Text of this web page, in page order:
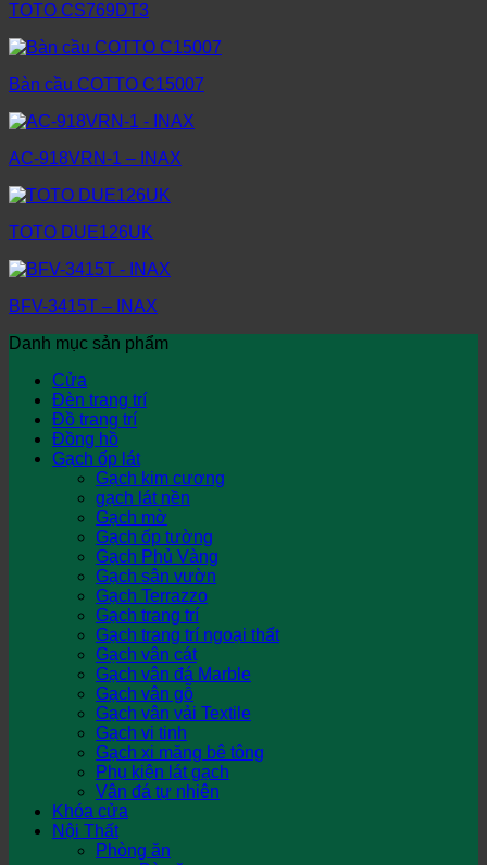
TOTO CS769DT3
Bàn cầu COTTO C15007
AC-918VRN-1 – INAX
TOTO DUE126UK
BFV-3415T – INAX
Danh mục sản phẩm
Cửa
Đèn trang trí
Đồ trang trí
Đồng hồ
Gạch ốp lát
Gạch kim cương
gạch lát nền
Gạch mờ
Gạch ốp tường
Gạch Phủ Vàng
Gạch sân vườn
Gạch Terrazzo
Gạch trang trí
Gạch trang trí ngoại thất
Gạch vân cát
Gạch vân đá Marble
Gạch vân gỗ
Gạch vân vải Textile
Gạch vi tinh
Gạch xi măng bê tông
Phụ kiện lát gạch
Vân đá tự nhiên
Khóa cửa
Nội Thất
Phòng ăn